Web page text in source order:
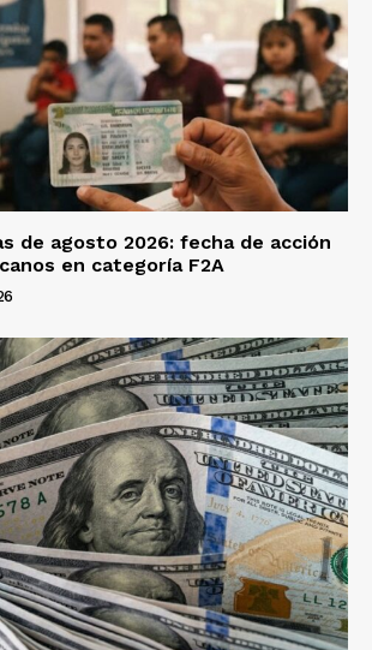
de agosto 2026: fecha de acción
en categoría F2A